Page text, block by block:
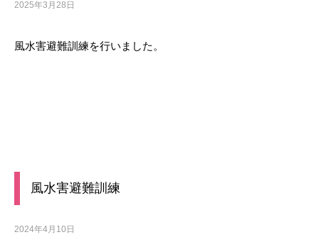
2025年3月28日
風水害避難訓練を行いました。
風水害避難訓練
2024年4月10日